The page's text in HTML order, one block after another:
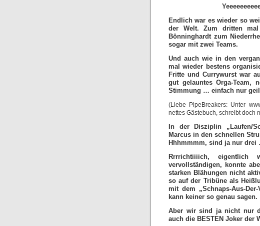
Endlich war es wieder so
der Welt. Zum dritten
Bönninghardt zum
sogar mit zwei Teams.
Und auch wie in den
mal wieder bestens
Fritte und Currywurst war
gut gelauntes Orga-Team,
Stimmung … einfach nur
(Liebe PipeBreakers: Unter
nettes Gästebuch, schreibt doch
In der Disziplin „Laufen/
Marcus in den schnellen
Hhhmmmm, sind ja nur
Rrrrichtiiiich, eigentlich
vervollständigen, konnte
starken Blähungen nicht
so auf der Tribüne als
mit dem „Schnaps-Aus-
kann keiner so genau sagen.
Aber wir sind ja nicht nur
auch die BESTEN Joker der